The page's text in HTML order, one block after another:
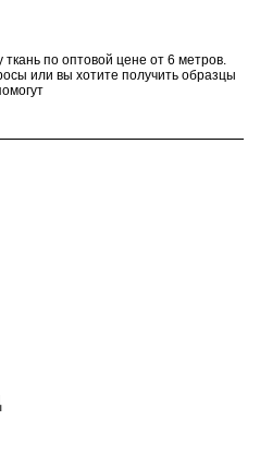
по оптовой цене от 6 метров.
или вы хотите получить образцы